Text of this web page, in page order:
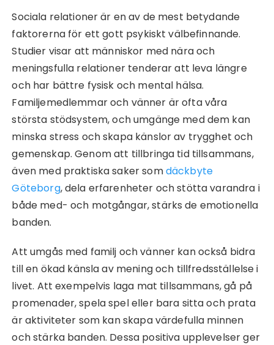
Sociala relationer är en av de mest betydande
faktorerna för ett gott psykiskt välbefinnande.
Studier visar att människor med nära och
meningsfulla relationer tenderar att leva längre
och har bättre fysisk och mental hälsa.
Familjemedlemmar och vänner är ofta våra
största stödsystem, och umgänge med dem kan
minska stress och skapa känslor av trygghet och
gemenskap. Genom att tillbringa tid tillsammans,
även med praktiska saker somdäckbyte
Göteborg, dela erfarenheter och stötta varandra i
både med- och motgångar, stärks de emotionella
banden.
Att umgås med familj och vänner kan också bidra
till en ökad känsla av mening och tillfredsställelse i
livet. Att exempelvis laga mat tillsammans, gå på
promenader, spela spel eller bara sitta och prata
är aktiviteter som kan skapa värdefulla minnen
och stärka banden. Dessa positiva upplevelser ger